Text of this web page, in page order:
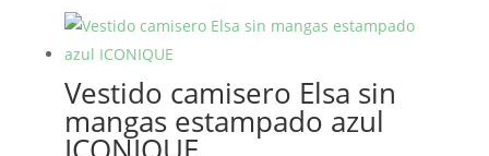
era:
125,00€.
es:
62,50€.
Vestido camisero Elsa sin
mangas estampado azul